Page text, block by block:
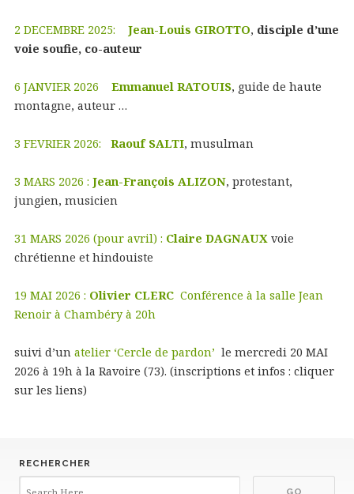
2 DECEMBRE 2025: Jean-Louis GIROTTO, disciple d’une
voie soufie, co-auteur
6 JANVIER 2026 Emmanuel RATOUIS, guide de haute
montagne, auteur …
3 FEVRIER 2026: Raouf SALTI, musulman
3 MARS 2026 : Jean-François ALIZON, protestant,
jungien, musicien
31 MARS 2026 (pour avril) : Claire DAGNAUX voie
chrétienne et hindouiste
19 MAI 2026 : Olivier CLERC Conférence à la salle Jean
Renoir à Chambéry à 20h
suivi d’un atelier ‘Cercle de pardon’ le mercredi 20 MAI
2026 à 19h à la Ravoire (73). (inscriptions et infos : cliquer
sur les liens)
RECHERCHER